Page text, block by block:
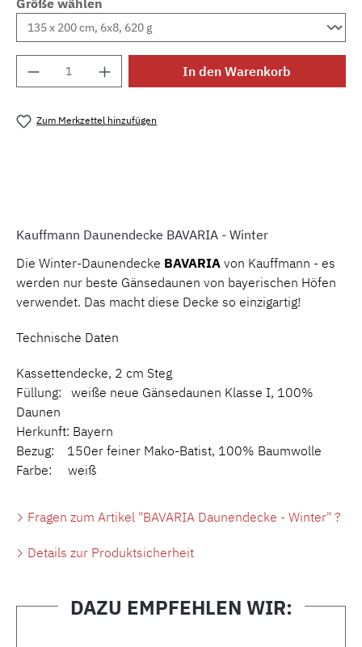
Größe wählen
Produkt Anzahl: Gib den gewünschten
In den Warenkorb
Zum Merkzettel hinzufügen
Kauffmann Daunendecke BAVARIA - Winter
Die Winter-Daunendecke BAVARIA von Kauffmann - es
werden nur beste Gänsedaunen von bayerischen Höfen
verwendet. Das macht diese Decke so einzigartig!
Technische Daten
Kassettendecke, 2 cm Steg
Füllung: weiße neue Gänsedaunen Klasse I, 100%
Daunen
Herkunft: Bayern
Bezug: 150er feiner Mako-Batist, 100% Baumwolle
Farbe: weiß
Fragen zum Artikel "BAVARIA Daunendecke - Winter" ?
Details zur Produktsicherheit
DAZU EMPFEHLEN WIR: